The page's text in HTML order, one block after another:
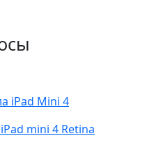
iPad Mini 4
mini 4 Retina